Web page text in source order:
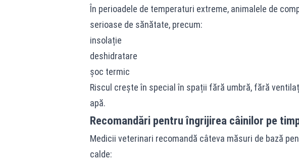
În perioadele de temperaturi extreme, animalele de
serioase de sănătate, precum:
insolație
deshidratare
șoc termic
Riscul crește în special în spații fără umbră, fără
apă.
Recomandări pentru îngrijirea câinilor pe
Medicii veterinari recomandă câteva măsuri de bază
calde: